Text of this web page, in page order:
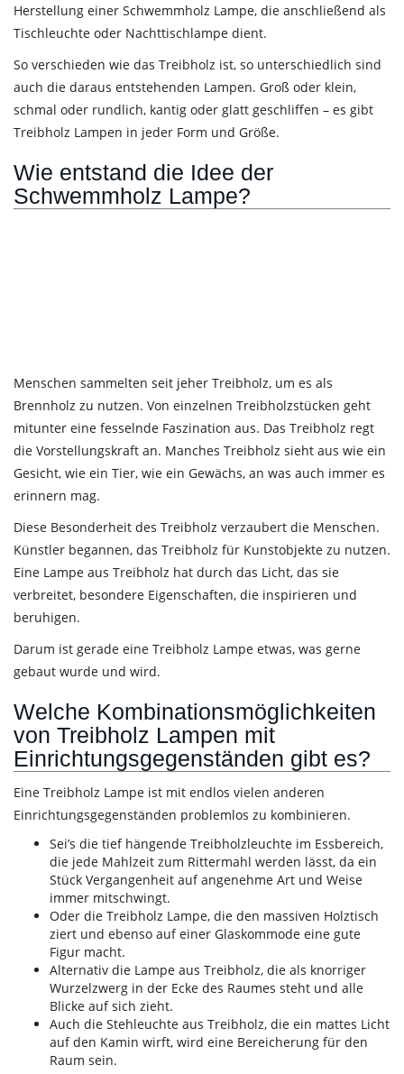
Herstellung einer Schwemmholz Lampe, die anschließend als
Tischleuchte oder Nachttischlampe dient.
So verschieden wie das Treibholz ist, so unterschiedlich sind
auch die daraus entstehenden Lampen. Groß oder klein,
schmal oder rundlich, kantig oder glatt geschliffen – es gibt
Treibholz Lampen in jeder Form und Größe.
Wie entstand die Idee der
Schwemmholz Lampe?
Menschen sammelten seit jeher Treibholz, um es als
Brennholz zu nutzen. Von einzelnen Treibholzstücken geht
mitunter eine fesselnde Faszination aus. Das Treibholz regt
die Vorstellungskraft an. Manches Treibholz sieht aus wie ein
Gesicht, wie ein Tier, wie ein Gewächs, an was auch immer es
erinnern mag.
Diese Besonderheit des Treibholz verzaubert die Menschen.
Künstler begannen, das Treibholz für Kunstobjekte zu nutzen.
Eine Lampe aus Treibholz hat durch das Licht, das sie
verbreitet, besondere Eigenschaften, die inspirieren und
beruhigen.
Darum ist gerade eine Treibholz Lampe etwas, was gerne
gebaut wurde und wird.
Welche Kombinationsmöglichkeiten
von Treibholz Lampen mit
Einrichtungsgegenständen gibt es?
Eine Treibholz Lampe ist mit endlos vielen anderen
Einrichtungsgegenständen problemlos zu kombinieren.
Sei’s die tief hängende Treibholzleuchte im Essbereich,
die jede Mahlzeit zum Rittermahl werden lässt, da ein
Stück Vergangenheit auf angenehme Art und Weise
immer mitschwingt.
Oder die Treibholz Lampe, die den massiven Holztisch
ziert und ebenso auf einer Glaskommode eine gute
Figur macht.
Alternativ die Lampe aus Treibholz, die als knorriger
Wurzelzwerg in der Ecke des Raumes steht und alle
Blicke auf sich zieht.
Auch die Stehleuchte aus Treibholz, die ein mattes Licht
auf den Kamin wirft, wird eine Bereicherung für den
Raum sein.